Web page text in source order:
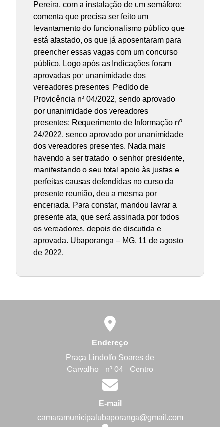
Pereira, com a instalação de um semáforo;
comenta que precisa ser feito um
levantamento do funcionalismo público que
está afastado, os que já aposentaram para
preencher essas vagas com um concurso
público. Logo após as Indicações foram
aprovadas por unanimidade dos
vereadores presentes; Pedido de
Providência nº 04/2022, sendo aprovado
por unanimidade dos vereadores
presentes; Requerimento de Informação nº
24/2022, sendo aprovado por unanimidade
dos vereadores presentes. Nada mais
havendo a ser tratado, o senhor presidente,
manifestando o seu total apoio às justas e
perfeitas causas defendidas no curso da
presente reunião, deu a mesma por
encerrada. Para constar, mandou lavrar a
presente ata, que será assinada por todos
os vereadores, depois de discutida e
aprovada. Ubaporanga – MG, 11 de agosto
de 2022.
Endereço
Praça Lindolfo Soares de
Carvalho - nº 04 - Centro
E-mail
camaramunicipalubaporanga@gmail.com